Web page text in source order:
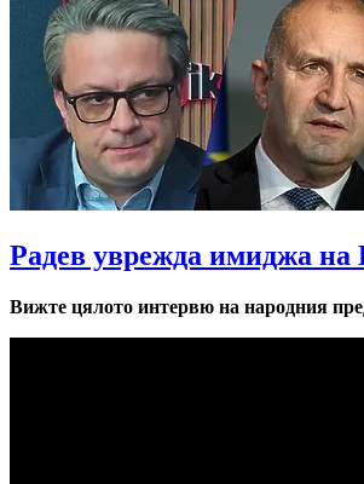
Радев уврежда имиджа на
Вижте цялото интервю на народния